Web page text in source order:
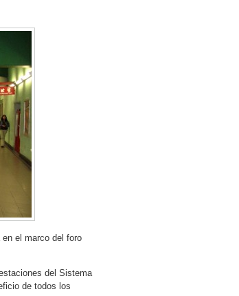
el marco del foro
del Sistema
de todos los